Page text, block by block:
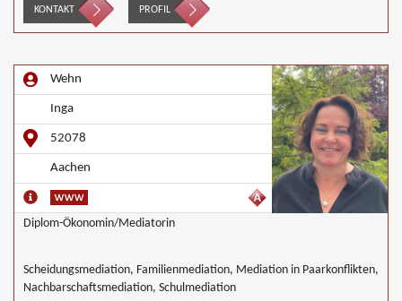
KONTAKT PROFIL
Wehn
Inga
52078
Aachen
Diplom-Ökonomin/Mediatorin
Scheidungsmediation, Familienmediation, Mediation in Paarkonflikten,
Nachbarschaftsmediation, Schulmediation